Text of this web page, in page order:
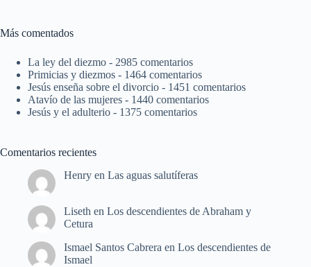
Más comentados
La ley del diezmo - 2985 comentarios
Primicias y diezmos - 1464 comentarios
Jesús enseña sobre el divorcio - 1451 comentarios
Atavío de las mujeres - 1440 comentarios
Jesús y el adulterio - 1375 comentarios
Comentarios recientes
Henry en Las aguas salutíferas
Liseth en Los descendientes de Abraham y
Cetura
Ismael Santos Cabrera en Los descendientes de
Ismael